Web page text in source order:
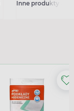
Inne produkty z